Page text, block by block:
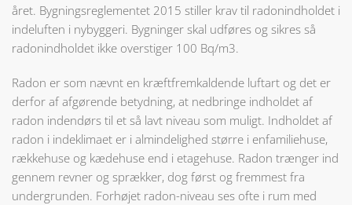
året. Bygningsreglementet 2015 stiller krav til radonindholdet i
indeluften i nybyggeri. Bygninger skal udføres og sikres så
radonindholdet ikke overstiger 100 Bq/m3.
Radon er som nævnt en kræftfremkaldende luftart og det er
derfor af afgørende betydning, at nedbringe indholdet af
radon indendørs til et så lavt niveau som muligt. Indholdet af
radon i indeklimaet er i almindelighed større i enfamiliehuse,
rækkehuse og kædehuse end i etagehuse. Radon trænger ind
gennem revner og sprækker, dog først og fremmest fra
undergrunden. Forhøjet radon-niveau ses ofte i rum med